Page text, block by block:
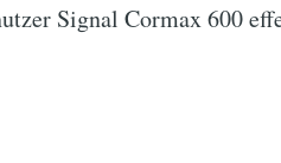
Signal Cormax 600